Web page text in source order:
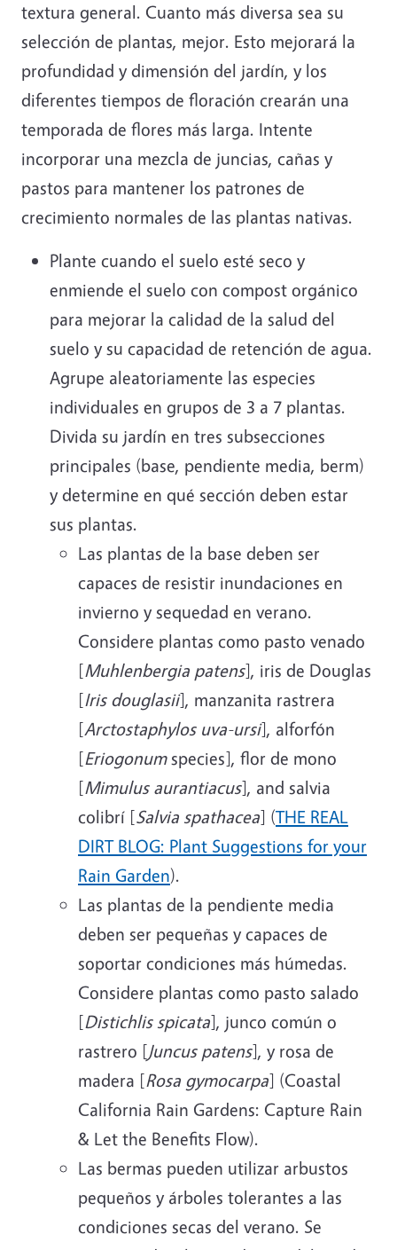
textura general. Cuanto más diversa sea su
selección de plantas, mejor. Esto mejorará la
profundidad y dimensión del jardín, y los
diferentes tiempos de floración crearán una
temporada de flores más larga. Intente
incorporar una mezcla de juncias, cañas y
pastos para mantener los patrones de
crecimiento normales de las plantas nativas.
Plante cuando el suelo esté seco y
enmiende el suelo con compost orgánico
para mejorar la calidad de la salud del
suelo y su capacidad de retención de agua.
Agrupe aleatoriamente las especies
individuales en grupos de 3 a 7 plantas.
Divida su jardín en tres subsecciones
principales (base, pendiente media, berm)
y determine en qué sección deben estar
sus plantas.
Las plantas de la base deben ser
capaces de resistir inundaciones en
invierno y sequedad en verano.
Considere plantas como pasto venado
[Muhlenbergia patens], iris de Douglas
[Iris douglasii], manzanita rastrera
[Arctostaphylos uva-ursi], alforfón
[Eriogonumspecies], flor de mono
[Mimulus aurantiacus], and salvia
colibrí [Salvia spathacea] (THE REAL
DIRT BLOG: Plant Suggestions for your
Rain Garden).
Las plantas de la pendiente media
deben ser pequeñas y capaces de
soportar condiciones más húmedas.
Considere plantas como pasto salado
[Distichlis spicata], junco común o
rastrero [Juncus patens], y rosa de
madera [Rosa gymocarpa] (Coastal
California Rain Gardens: Capture Rain
& Let the Benefits Flow).
Las bermas pueden utilizar arbustos
pequeños y árboles tolerantes a las
condiciones secas del verano. Se